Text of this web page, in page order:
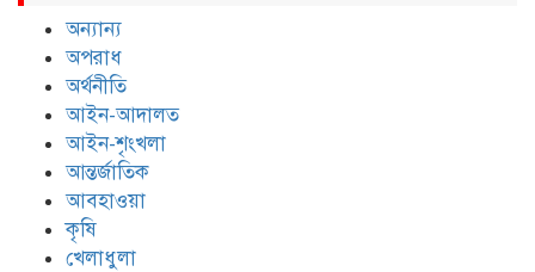
অন্যান্য
অপরাধ
অর্থনীতি
আইন-আদালত
আইন-শৃংখলা
আন্তর্জাতিক
আবহাওয়া
কৃষি
খেলাধুলা